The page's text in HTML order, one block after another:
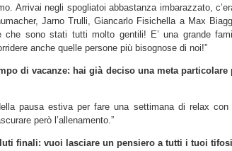
Arrivai negli spogliatoi abbastanza imbarazzato,
Jarno Trulli, Giancarlo Fisichella a Max
che sono stati tutti molto gentili! E’ una grande
anche quelle persone più bisognose di noi!”
di vacanze: hai già deciso una meta
pausa estiva per fare una settimana di relax con
però l’allenamento.”
finali: vuoi lasciare un pensiero a tutti i tuoi